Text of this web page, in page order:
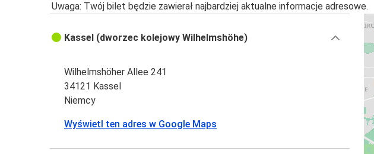
Uwaga: Twój bilet będzie zawierał najbardziej aktualne informacje adresowe.
Kassel (dworzec kolejowy Wilhelmshöhe)
Wilhelmshöher Allee 241
34121 Kassel
Niemcy
Wyświetl ten adres w Google Maps